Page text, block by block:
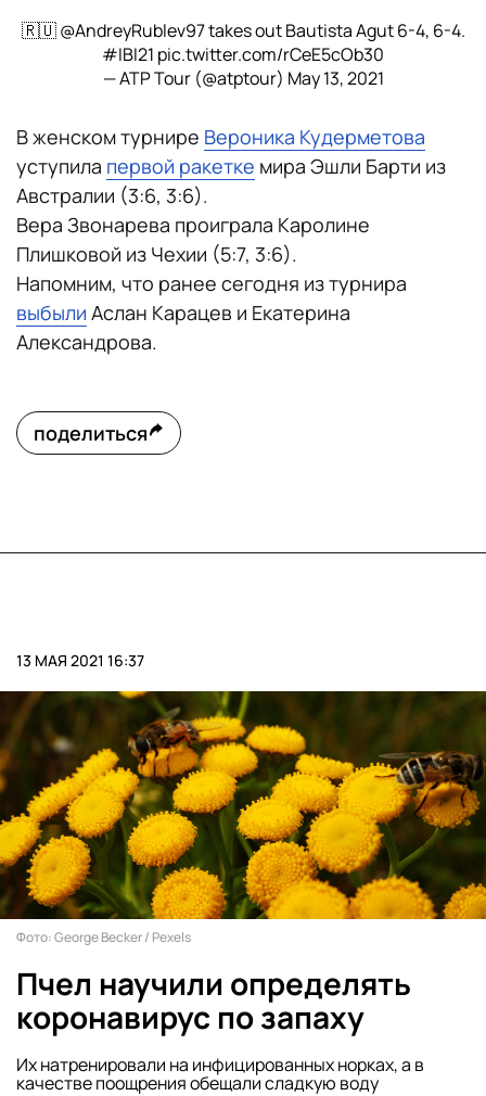
🇷🇺@AndreyRublev97takes out Bautista Agut 6-4, 6-4.
#IBI21 pic.twitter.com/rCeE5cOb30
— ATP Tour (@atptour) May 13, 2021
В женском турнире Вероника Кудерметова
уступила первой ракетке мира Эшли Барти из
Австралии (3:6, 3:6).
Вера Звонарева проиграла Каролине
Плишковой из Чехии (5:7, 3:6).
Напомним, что ранее сегодня из турнира
выбыли Аслан Карацев и Екатерина
Александрова.
поделиться
13 МАЯ 2021 16:37
Фото: George Becker / Pexels
Пчел научили определять
коронавирус по запаху
Их натренировали на инфицированных норках, а в
качестве поощрения обещали сладкую воду